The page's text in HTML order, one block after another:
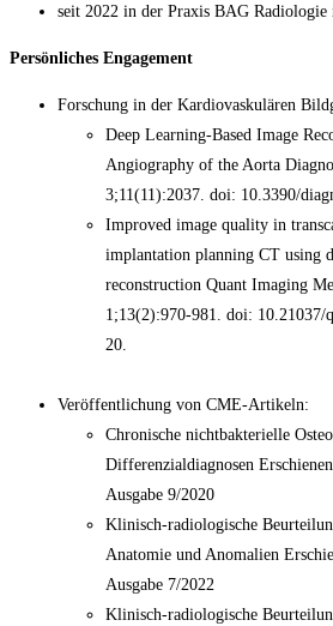
seit 2022 in der Praxis BAG
Persönliches Engagement
Forschung in der Kardiovaskulären
Deep Learning-Based Image
Angiography of the Aorta
3;11(11):2037. doi: 10.3390/
Improved image quality in
implantation planning CT using
reconstruction Quant Imaging
1;13(2):970-981. doi: 10.21037/
20.
Veröffentlichung von CME-Artikeln:
Chronische nichtbakterielle
Differenzialdiagnosen
Ausgabe 9/2020
Klinisch-radiologische
Anatomie und Anomalien
Ausgabe 7/2022
Klinisch-radiologische